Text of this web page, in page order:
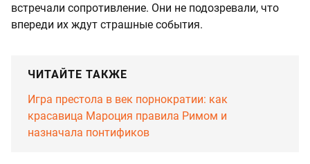
встречали сопротивление. Они не подозревали, что
впереди их ждут страшные события.
ЧИТАЙТЕ ТАКЖЕ
Игра престола в век порнократии: как
красавица Мароция правила Римом и
назначала понтификов